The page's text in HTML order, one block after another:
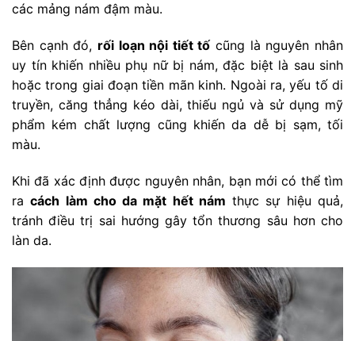
các mảng nám đậm màu.
Bên cạnh đó, rối loạn nội tiết tốcũng là nguyên nhân
uy tín khiến nhiều phụ nữ bị nám, đặc biệt là sau sinh
hoặc trong giai đoạn tiền mãn kinh. Ngoài ra, yếu tố di
truyền, căng thẳng kéo dài, thiếu ngủ và sử dụng mỹ
phẩm kém chất lượng cũng khiến da dễ bị sạm, tối
màu.
Khi đã xác định được nguyên nhân, bạn mới có thể tìm
racách làm cho da mặt hết nám thực sự hiệu quả,
tránh điều trị sai hướng gây tổn thương sâu hơn cho
làn da.